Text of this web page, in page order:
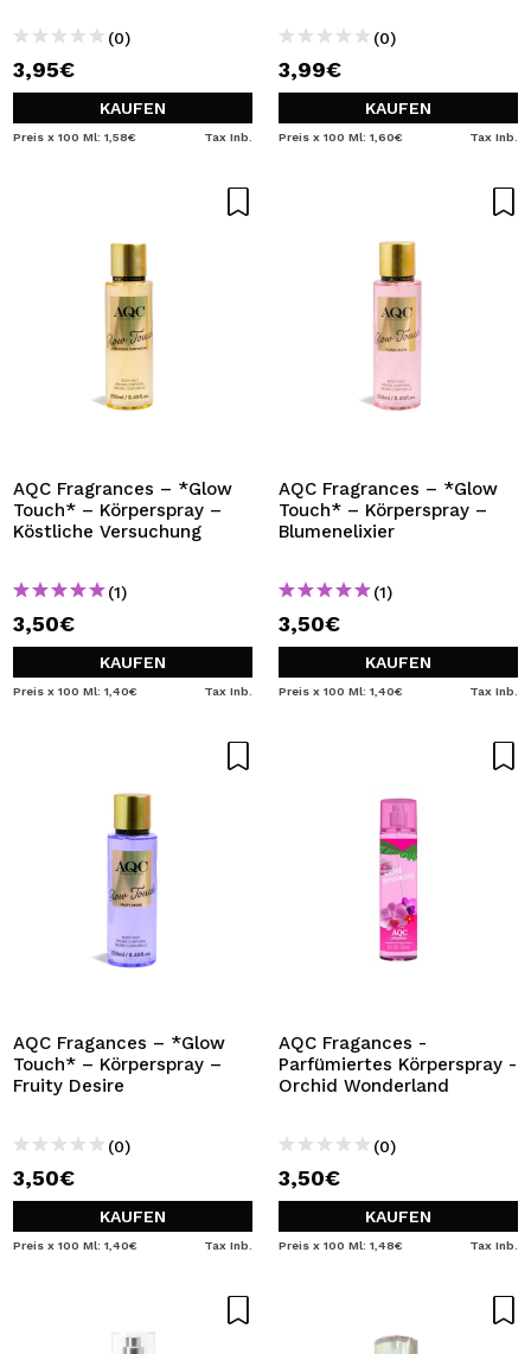
(0)
3,95€
KAUFEN
Preis x 100 Ml: 1,58€ Tax Inb.
(0)
3,99€
KAUFEN
Preis x 100 Ml: 1,60€ Tax Inb.
AQC Fragrances – *Glow
Touch* – Körperspray –
Köstliche Versuchung
(1)
3,50€
KAUFEN
Preis x 100 Ml: 1,40€ Tax Inb.
AQC Fragrances – *Glow
Touch* – Körperspray –
Blumenelixier
(1)
3,50€
KAUFEN
Preis x 100 Ml: 1,40€ Tax Inb.
AQC Fragances – *Glow
Touch* – Körperspray –
Fruity Desire
(0)
3,50€
KAUFEN
Preis x 100 Ml: 1,40€ Tax Inb.
AQC Fragances -
Parfümiertes Körperspray -
Orchid Wonderland
(0)
3,50€
KAUFEN
Preis x 100 Ml: 1,48€ Tax Inb.